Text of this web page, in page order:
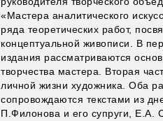
«Мастера аналитического
ряда теоретических работ,
концептуальной живописи. В
издания рассматриваются
творчества мастера. Вторая
личной жизни художника. Оба
сопровождаются текстами из
П.Филонова и его супруги, Е.А.